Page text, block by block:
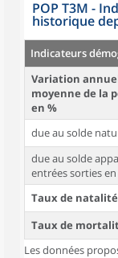
POP T3M -
historique
Indicateurs
Variation
moyenne de la
en %
due au solde
due au solde
entrées sorties en
Taux de
Taux de
Les données